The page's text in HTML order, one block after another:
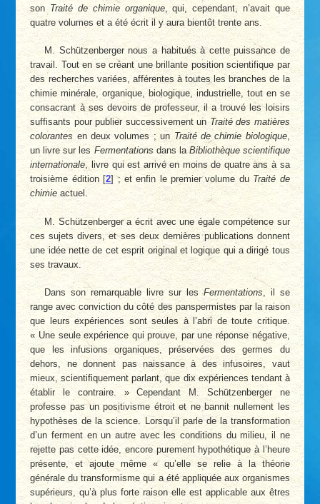
son Traité de chimie organique, qui, cependant, n’avait que
quatre volumes et a été écrit il y aura bientôt trente ans.
M. Schützenberger nous a habitués à cette puissance de
travail. Tout en se créant une brillante position scientifique par
des recherches variées, afférentes à toutes les branches de la
chimie minérale, organique, biologique, industrielle, tout en se
consacrant à ses devoirs de professeur, il a trouvé les loisirs
suffisants pour publier successivement unTraité des matières
colorantes en deux volumes ; unTraité de chimie biologique,
un livre sur lesFermentationsdans laBibliothèque scientifique
internationale, livre qui est arrivé en moins de quatre ans à sa
troisième édition[2]; et enfin le premier volume du Traité de
chimie actuel.
M. Schützenberger a écrit avec une égale compétence sur
ces sujets divers, et ses deux dernières publications donnent
une idée nette de cet esprit original et logique qui a dirigé tous
ses travaux.
Dans son remarquable livre sur lesFermentations, il se
range avec conviction du côté des panspermistes par la raison
que leurs expériences sont seules à l’abri de toute critique.
« Une seule expérience qui prouve, par une réponse négative,
que les infusions organiques, préservées des germes du
dehors, ne donnent pas naissance à des infusoires, vaut
mieux, scientifiquement parlant, que dix expériences tendant à
établir le contraire. » Cependant M. Schützenberger ne
professe pas un positivisme étroit et ne bannit nullement les
hypothèses de la science. Lorsqu’il parle de la transformation
d’un ferment en un autre avec les conditions du milieu, il ne
rejette pas cette idée, encore purement hypothétique à l’heure
présente, et ajoute même « qu’elle se relie à la théorie
générale du transformisme qui a été appliquée aux organismes
supérieurs, qu’à plus forte raison elle est applicable aux êtres